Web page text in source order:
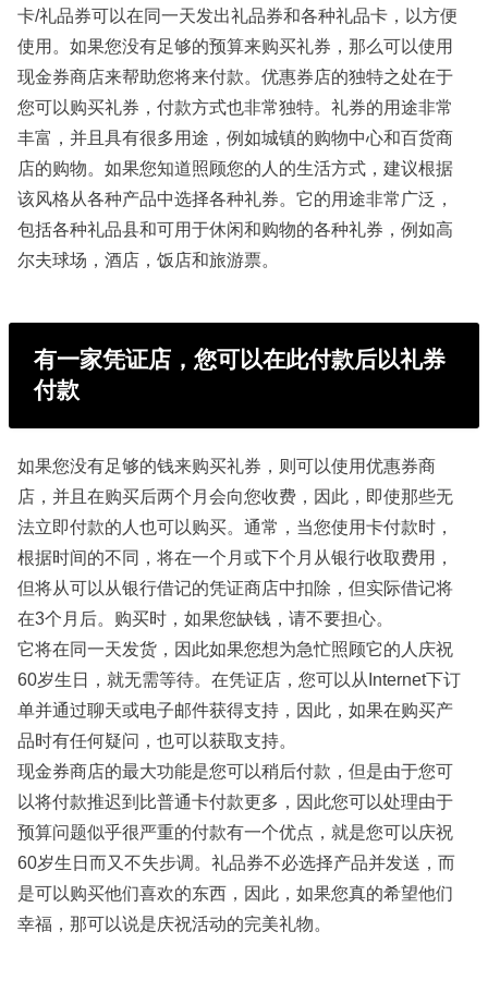
卡/礼品券可以在同一天发出礼品券和各种礼品卡，以方便
使用。如果您没有足够的预算来购买礼券，那么可以使用
现金券商店来帮助您将来付款。优惠券店的独特之处在于
您可以购买礼券，付款方式也非常独特。礼券的用途非常
丰富，并且具有很多用途，例如城镇的购物中心和百货商
店的购物。如果您知道照顾您的人的生活方式，建议根​​据
该风格从各种产品中选择各种礼券。它的用途非常广泛，
包括各种礼品县和可用于休闲和购物的各种礼券，例如高
尔夫球场，酒店，饭店和旅游票。
有一家凭证店，您可以在此付款后以礼券
付款
如果您没有足够的钱来购买礼券，则可以使用优惠券商
店，并且在购买后两个月会向您收费，因此，即使那些无
法立即付款的人也可以购买。通常，当您使用卡付款时，
根据时间的不同，将在一个月或下个月从银行收取费用，
但将从可以从银行借记的凭证商店中扣除，但实际借记将
在3个月后。购买时，如果您缺钱，请不要担心。
它将在同一天发货，因此如果您想为急忙照顾它的人庆祝
60岁生日，就无需等待。在凭证店，您可以从Internet下订
单并通过聊天或电子邮件获得支持，因此，如果在购买产
品时有任何疑问，也可以获取支持。
现金券商店的最大功能是您可以稍后付款，但是由于您可
以将付款推迟到比普通卡付款更多，因此您可以处理由于
预算问题似乎很严重的付款有一个优点，就是您可以庆祝
60岁生日而又不失步调。礼品券不必选择产品并发送，而
是可以购买他们喜欢的东西，因此，如果您真的希望他们
幸福，那可以说是庆祝活动的完美礼物。